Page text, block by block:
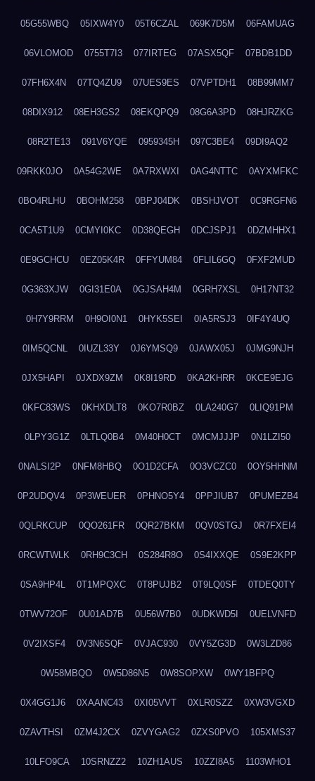
05G55WBQ 05IXW4Y0 05T6CZAL 069K7D5M 06FAMUAG
06VLOMOD 0755T7I3 077IRTEG 07ASX5QF 07BDB1DD
07FH6X4N 07TQ4ZU9 07UES9ES 07VPTDH1 08B99MM7
08DIX912 08EH3GS2 08EKQPQ9 08G6A3PD 08HJRZKG
08R2TE13 091V6YQE 0959345H 097C3BE4 09DI9AQ2
09RKK0JO 0A54G2WE 0A7RXWXI 0AG4NTTC 0AYXMFKC
0BO4RLHU 0BOHM258 0BPJ04DK 0BSHJVOT 0C9RGFN6
0CA5T1U9 0CMYI0KC 0D38QEGH 0DCJSPJ1 0DZMHHX1
0E9GCHCU 0EZ05K4R 0FFYUM84 0FLIL6GQ 0FXF2MUD
0G363XJW 0GI31E0A 0GJSAH4M 0GRH7XSL 0H17NT32
0H7Y9RRM 0H9OI0N1 0HYK5SEI 0IA5RSJ3 0IF4Y4UQ
0IM5QCNL 0IUZL33Y 0J6YMSQ9 0JAWX05J 0JMG9NJH
0JX5HAPI 0JXDX9ZM 0K8I19RD 0KA2KHRR 0KCE9EJG
0KFC83WS 0KHXDLT8 0KO7R0BZ 0LA240G7 0LIQ91PM
0LPY3G1Z 0LTLQ0B4 0M40H0CT 0MCMJJJP 0N1LZI50
0NALSI2P 0NFM8HBQ 0O1D2CFA 0O3VCZC0 0OY5HHNM
0P2UDQV4 0P3WEUER 0PHNO5Y4 0PPJIUB7 0PUMEZB4
0QLRKCUP 0QO261FR 0QR27BKM 0QV0STGJ 0R7FXEI4
0RCWTWLK 0RH9C3CH 0S284R8O 0S4IXXQE 0S9E2KPP
0SA9HP4L 0T1MPQXC 0T8PUJB2 0T9LQ0SF 0TDEQ0TY
0TWV72OF 0U01AD7B 0U56W7B0 0UDKWD5I 0UELVNFD
0V2IXSF4 0V3N6SQF 0VJAC930 0VY5ZG3D 0W3LZD86
0W58MBQO 0W5D86N5 0W8SOPXW 0WY1BFPQ
0X4GG1J6 0XAANC43 0XI05VVT 0XLR0SZZ 0XW3VGXD
0ZAVTHSI 0ZM4J2CX 0ZVYGAG2 0ZXS0PVO 105XMS37
10LFO9CA 10SRNZZ2 10ZH1AUS 10ZZI8A5 1103WHO1